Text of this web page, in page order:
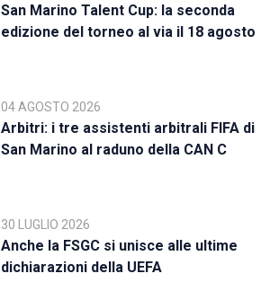
San Marino Talent Cup: la seconda
edizione del torneo al via il 18 agosto
04 AGOSTO 2026
Arbitri: i tre assistenti arbitrali FIFA di
San Marino al raduno della CAN C
30 LUGLIO 2026
Anche la FSGC si unisce alle ultime
dichiarazioni della UEFA